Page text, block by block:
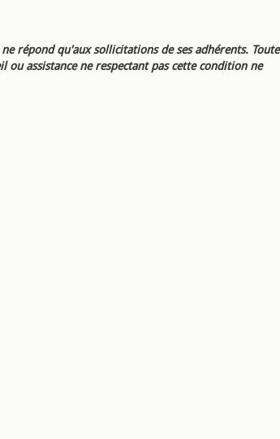
répond qu'aux sollicitations de ses adhérents. Toute
ou assistance ne respectant pas cette condition ne